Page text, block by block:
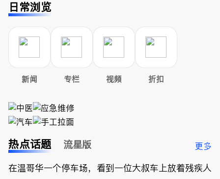
日常浏览
新闻 专栏 视频 折扣
热点话题 流星版 更多
在温哥华一个停车场，看到一位大叔车上放着残疾人